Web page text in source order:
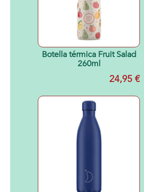
Botella térmica Fruit Salad
260ml
24,95 €